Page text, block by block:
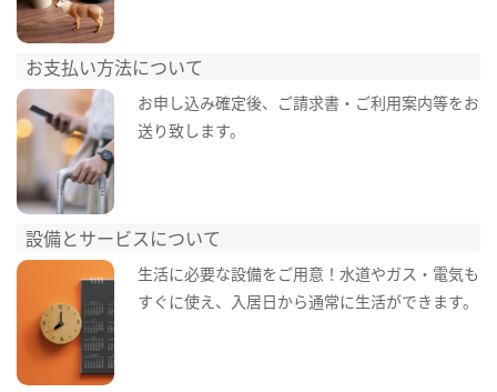
お支払い方法について
お申し込み確定後、ご請求書・ご利用案内等をお
送り致します。
設備とサービスについて
生活に必要な設備をご用意！水道やガス・電気も
すぐに使え、入居日から通常に生活ができます。